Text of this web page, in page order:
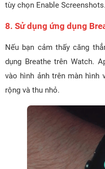
tùy chọn Enable Screenshots.
8. Sử dụng ứng dụng
Nếu bạn cảm thấy căng
dụng Breathe trên Watch.
vào hình ảnh trên màn hình
rộng và thu nhỏ.